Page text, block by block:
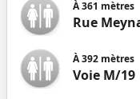
À361 mètres
Rue
À392 mètres
Voie M/19